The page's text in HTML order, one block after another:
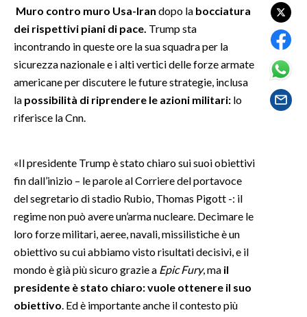
SALUTE
NOTIZIE
EVENTI
3 MINUTI CON
INSULARITÀ
INFO AZIENDE
ABBONATI
ANNUNCI
NECROLOGI
Muro contro muro Usa-Iran dopo la bocciatura
dei rispettivi piani di pace. Trump sta
incontrando in queste ore la sua squadra per la
sicurezza nazionale e i alti vertici delle forze armate
americane per discutere le future strategie, inclusa
la possibilità di riprendere le azioni militari: lo
riferisce la Cnn.
«Il presidente Trump è stato chiaro sui suoi obiettivi
fin dall’inizio – le parole al Corriere del portavoce
del segretario di stadio Rubio, Thomas Pigott -: il
regime non può avere un’arma nucleare. Decimare le
loro forze militari, aeree, navali, missilistiche è un
obiettivo su cui abbiamo visto risultati decisivi, e il
mondo è già più sicuro grazie a Epic Fury, ma il
presidente è stato chiaro: vuole ottenere il suo
obiettivo . Ed è importante anche il contesto più